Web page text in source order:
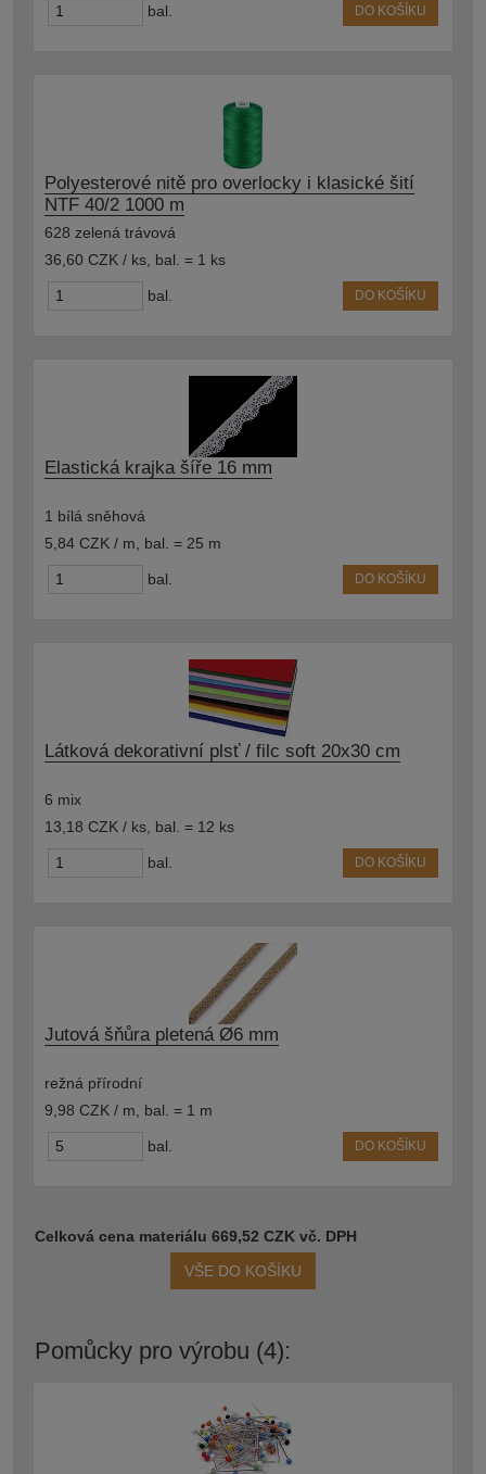
bal. DO KOŠÍKU
Polyesterové nitě pro overlocky i klasické šití
NTF 40/2 1000 m
628 zelená trávová
36,60 CZK / ks bal. = 1 ks
bal. DO KOŠÍKU
Elastická krajka šíře 16 mm
1 bílá sněhová
5,84 CZK / m
bal. = 25 m
bal. DO KOŠÍKU
Látková dekorativní plsť / filc soft 20x30 cm
6 mix
13,18 CZK / ks bal. = 12 ks
bal. DO KOŠÍKU
Jutová šňůra pletená Ø6 mm
režná přírodní
9,98 CZK / m
bal. = 1 m
bal. DO KOŠÍKU
Celková cena materiálu 669,52 CZK vč. DPH
VŠE DO KOŠÍKU
Pomůcky pro výrobu (4):